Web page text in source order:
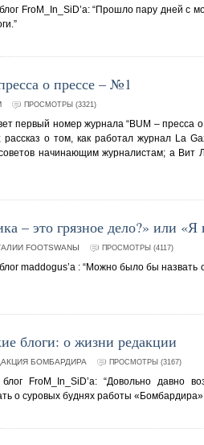
FroM_In_SiD’а: “Прошло пару дней с
о прессе – №1
ПРОСМОТРЫ (3321)
первый номер журнала “BUM – пресса
о том, как работал журнал La
советов начинающим журналистам; а
– это грязное дело?» или «Я
FOOTSWANЫ ПРОСМОТРЫ (4117)
maddogus’а : “Можно было бы
блоги: о жизни редакции
БОМБАРДИРА ПРОСМОТРЫ (3167)
блог FroM_In_SiD’а: “Довольно давно
о суровых буднях работы